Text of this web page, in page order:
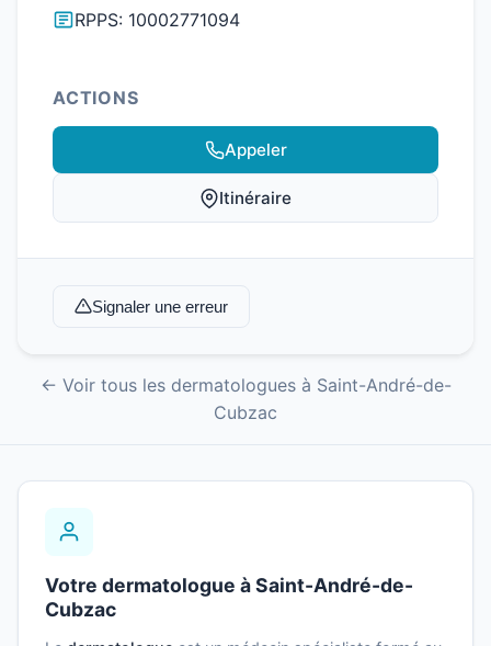
RPPS: 10002771094
ACTIONS
Appeler
Itinéraire
Signaler une erreur
← Voir tous les dermatologues à Saint-André-de-
Cubzac
Votre dermatologue à Saint-André-de-
Cubzac